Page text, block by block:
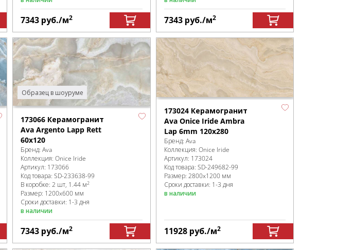
7343 руб./м2 7343 руб./м2
Образец в шоуруме
173066 Керамогранит
Ava Argento Lapp Rett
60x120
Бренд:Ava
Коллекция:Onice Iride
Артикул: 173066
Код товара:SD-233638-99
В коробке:2 шт, 1.44 м2
Размер: 1200x600 мм
Сроки доставки: 1-3 дня
в наличии
7343 руб./м2
173024 Керамогранит
Ava Onice Iride Ambra
Lap 6mm 120х280
Бренд: Ava
Коллекция: Onice Iride
Артикул: 173024
Код товара: SD-249682-99
Размер: 2800x1200 мм
Сроки доставки: 1-3 дня
в наличии
11928 руб./м2